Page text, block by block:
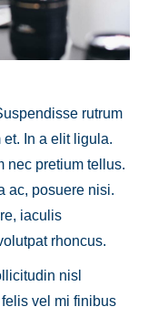
rutrum
In a elit ligula.
nec pretium tellus.
ac, posuere nisi.
iaculis
rhoncus.
nisl
vel mi finibus